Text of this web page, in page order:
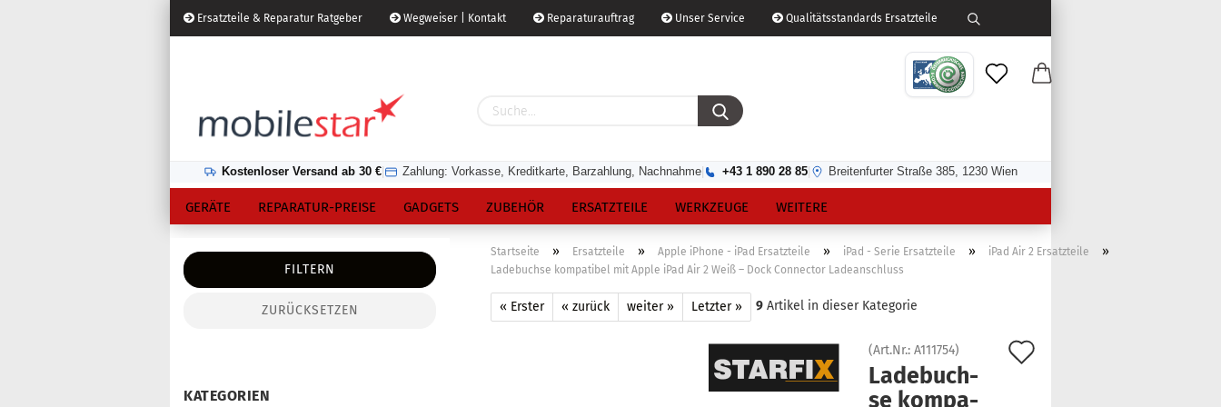
Ersatzteile & Reparatur Ratgeber Wegweiser | Kontakt Reparaturauftrag Unser Service Qualitätsstandards Ersatzteile
Kostenloser Versand ab 30 € Zahlung: Vorkasse, Kreditkarte, Barzahlung, Nachnahme +43 1 890 28 85 Breitenfurter Straße 385, 1230 Wien
GERÄTE REPARATUR-PREISE GADGETS ZUBEHÖR ERSATZTEILE WERKZEUGE WEITERE
Startseite » Ersatzteile » Apple iPhone - iPad Ersatzteile » iPad - Serie Ersatzteile » iPad Air 2 Ersatzteile »
Ladebuchse kompatibel mit Apple iPad Air 2 Weiß – Dock Connector Ladeanschluss
« Erster « zurück weiter » Letzter » 9 Artikel in dieser Kategorie
(Art.Nr.:A111754)
La­de­buch­
se kom­pa­
FILTERN
ZURÜCKSETZEN
KATEGORIEN